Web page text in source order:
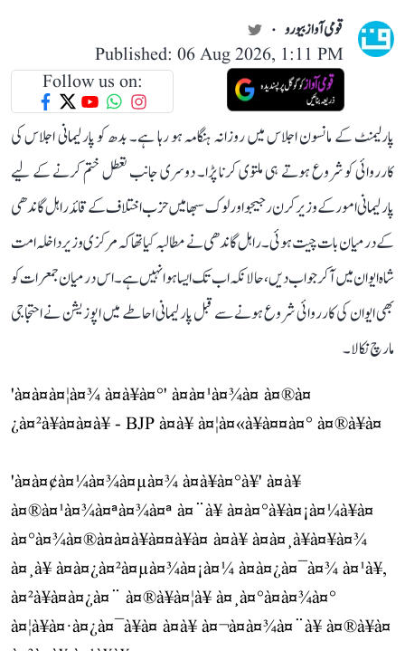
قومی آواز بیورو
Published: 06 Aug 2026, 1:11 PM
Follow us on:
پارلیمنٹ کے مانسون اجلاس میں روزانہ ہنگامہ ہو رہا ہے۔ بدھ کو پارلیمانی اجلاس کی
کارروائی کو شروع ہوتے ہی ملتوی کرنا پڑا۔ دوسری جانب تعطل ختم کرنے کے لیے
پارلیمانی امور کے وزیر کرن رجیجو اور لوک سبھا میں حزب اختلاف کے قائد راہل گاندھی
کے درمیان بات چیت ہوئی۔ راہل گاندھی نے مطالبہ کیا تھا کہ مرکزی وزیر داخلہ امت
شاہ ایوان میں آ کر جواب دیں، حالانکہ اب تک ایسا ہوا نہیں ہے۔ اس درمیان جمعرات کو
بھی ایوان کی کارروائی شروع ہونے سے قبل پارلیمانی احاطے میں اپوزیشن نے احتجاجی
مارچ نکالا۔
'à¤à¤à¤¦à¤¾ à¤à¥à¤°' à¤à¤¹à¤¾à¤ à¤®à¤
¿à¤²à¥à¤à¤à¥ - BJP à¤à¥ à¤¦à¤«à¥à¤¤à¤° à¤®à¥à¤
'à¤à¤¢à¤¼à¤¾à¤µà¤¾ à¤à¥à¤°à¥' à¤à¥
à¤®à¤¹à¤¾à¤ªà¤¾à¤ª à¤¨à¥ à¤à¤°à¥à¤¡à¤¼à¥à¤
à¤°à¤¾à¤®à¤­à¤à¥à¤¤à¥à¤ à¤à¥ à¤à¤¸à¥à¤¥à¤¾
à¤¸à¥ à¤à¤¿à¤²à¤µà¤¾à¤¡à¤¼ à¤à¤¿à¤¯à¤¾ à¤¹à¥,
à¤²à¥à¤à¤¿à¤¨ à¤®à¥à¤¦à¥ à¤¸à¤°à¤à¤¾à¤°
à¤¦à¥à¤·à¤¿à¤¯à¥à¤ à¤à¥ à¤¬à¤à¤¾à¤¨à¥ à¤®à¥à¤